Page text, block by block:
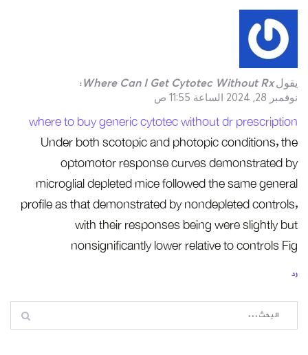
يقول Where Can I Get Cytotec Without Rx
:
نوفمبر 28, 2024 الساعة 11:55 ص
where to buy generic cytotec without dr prescription
Under both scotopic and photopic conditions, the
optomotor response curves demonstrated by
microglial depleted mice followed the same general
profile as that demonstrated by nondepleted controls,
with their responses being were slightly but
nonsignificantly lower relative to controls Fig
رد